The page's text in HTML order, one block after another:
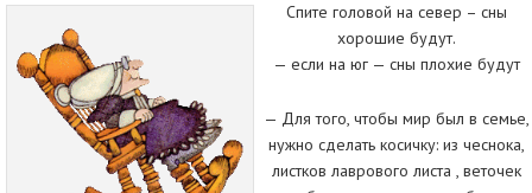
Спите головой на север – сны
хорошие будут.
— если на юг — сны плохие будут
— Для того, чтобы мир был в семье,
нужно сделать косичку: из чеснока,
листков лаврового листа , веточек